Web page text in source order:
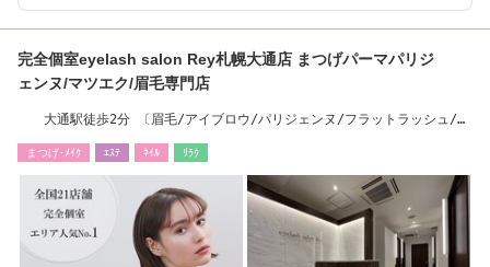
完全個室eyelash salon Rey札幌大通店 まつげパーマパリジ
ェンヌ/マツエク/眉毛専門店
大通駅徒歩2分 〔眉毛/アイブロウ/パリジェンヌ/フラットラッシュ/ハ
まつげ･ﾒｲｸ ｴｽﾃ ﾈｲﾙ ﾘﾗｸ